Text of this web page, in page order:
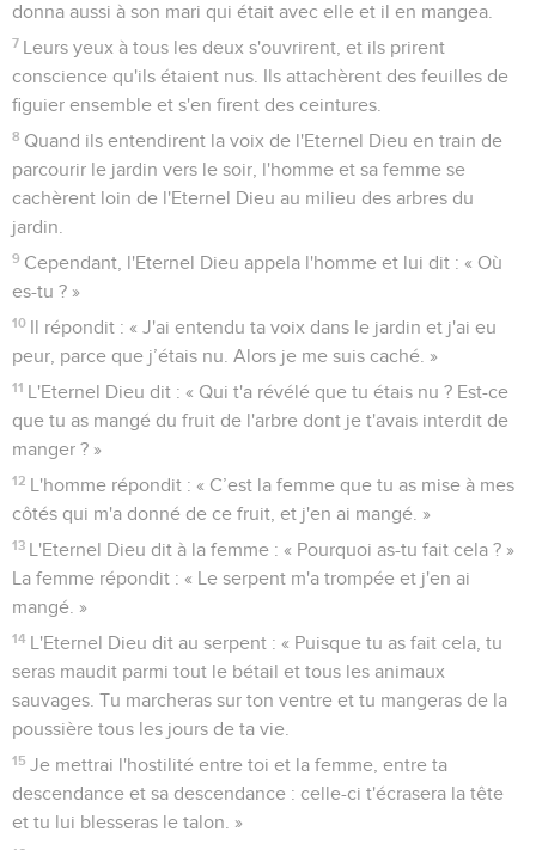
donna aussi à son mari qui était avec elle et il en mangea.
7 Leurs yeux à tous les deux s'ouvrirent, et ils prirent
conscience qu'ils étaient nus. Ils attachèrent des feuilles de
figuier ensemble et s'en firent des ceintures.
8 Quand ils entendirent la voix de l'Eternel Dieu en train de
parcourir le jardin vers le soir, l'homme et sa femme se
cachèrent loin de l'Eternel Dieu au milieu des arbres du
jardin.
9 Cependant, l'Eternel Dieu appela l'homme et lui dit : « Où
es-tu ? »
10 Il répondit : « J'ai entendu ta voix dans le jardin et j'ai eu
peur, parce que j’étais nu. Alors je me suis caché. »
11 L'Eternel Dieu dit : « Qui t'a révélé que tu étais nu ? Est-ce
que tu as mangé du fruit de l'arbre dont je t'avais interdit de
manger ? »
12 L'homme répondit : « C’est la femme que tu as mise à mes
côtés qui m'a donné de ce fruit, et j'en ai mangé. »
13 L'Eternel Dieu dit à la femme : « Pourquoi as-tu fait cela ? »
La femme répondit : « Le serpent m'a trompée et j'en ai
mangé. »
14 L'Eternel Dieu dit au serpent : « Puisque tu as fait cela, tu
seras maudit parmi tout le bétail et tous les animaux
sauvages. Tu marcheras sur ton ventre et tu mangeras de la
poussière tous les jours de ta vie.
15 Je mettrai l'hostilité entre toi et la femme, entre ta
descendance et sa descendance : celle-ci t'écrasera la tête
et tu lui blesseras le talon. »